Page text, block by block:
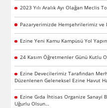
2023 Yılı Aralık Ayı Olağan Meclis
Pazaryerimizde Hemşehrilerimiz ve
Ezine Yeni Kamu Kampüsü Yol
24 Kasım Öğretmenler Günü Kutlu
Ezine Devecilerimiz Tarafından
Düzenlenen Geleneksel Ezine Havut
Ezine Gıda İhtisas Organize Sanayi
Uğurlu Olsun…